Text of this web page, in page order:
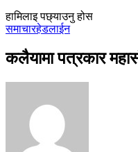
हामिलाइ पछ्याउनु होस
समाचारहेडलाईन
कलैयामा पत्रकार